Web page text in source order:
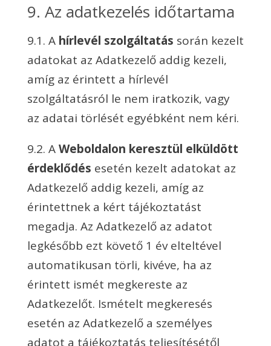
9. Az adatkezelés időtartama
9.1. A hírlevél szolgáltatás során kezelt
adatokat az Adatkezelő addig kezeli,
amíg az érintett a hírlevél
szolgáltatásról le nem iratkozik, vagy
az adatai törlését egyébként nem kéri.
9.2. AWeboldalon keresztül elküldött
érdeklődés esetén kezelt adatokat az
Adatkezelő addig kezeli, amíg az
érintettnek a kért tájékoztatást
megadja. Az Adatkezelő az adatot
legkésőbb ezt követő 1 év elteltével
automatikusan törli, kivéve, ha az
érintett ismét megkereste az
Adatkezelőt. Ismételt megkeresés
esetén az Adatkezelő a személyes
adatot a tájékoztatás teljesítésétől